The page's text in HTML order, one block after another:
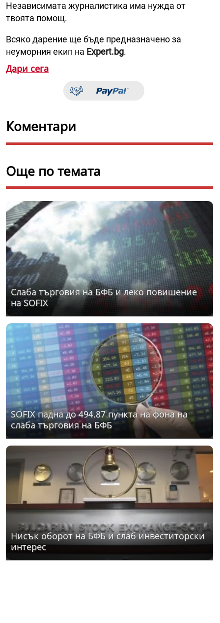
Независимата журналистика има нужда от
твоята помощ.
Всяко дарение ще бъде предназначено за
неуморния екип на Expert.bg.
Дари сега
Коментари
Още по темата
Слаба търговия на БФБ и леко повишение
на SOFIX
SOFIX падна до 494.87 пункта на фона на
слаба търговия на БФБ
Нисък оборот на БФБ и слаб инвеститорски
интерес